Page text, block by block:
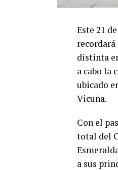
Este 21
distinta
a cabo la
ubicado
Vicuña.
Con el
total del
a sus